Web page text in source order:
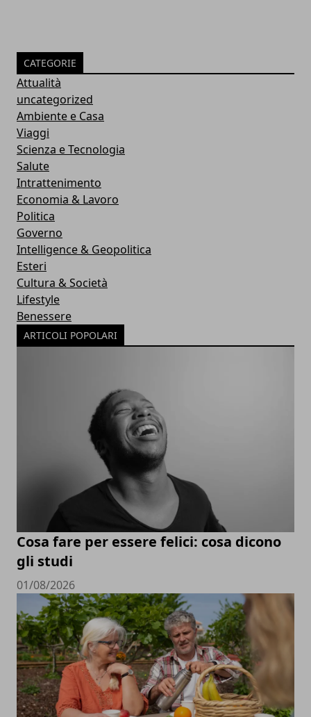
CATEGORIE
Attualità
uncategorized
Ambiente e Casa
Viaggi
Scienza e Tecnologia
Salute
Intrattenimento
Economia & Lavoro
Politica
Governo
Intelligence & Geopolitica
Esteri
Cultura & Società
Lifestyle
Benessere
ARTICOLI POPOLARI
Cosa fare per essere felici: cosa dicono
gli studi
01/08/2026